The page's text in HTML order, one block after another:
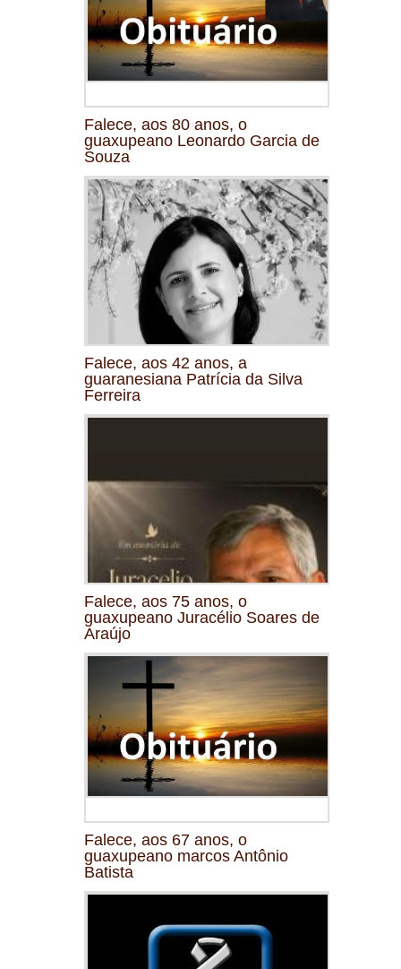
Falece, aos 80 anos, o
guaxupeano Leonardo Garcia de
Souza
Falece, aos 42 anos, a
guaranesiana Patrícia da Silva
Ferreira
Falece, aos 75 anos, o
guaxupeano Juracélio Soares de
Araújo
Falece, aos 67 anos, o
guaxupeano marcos Antônio
Batista